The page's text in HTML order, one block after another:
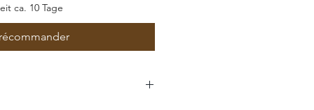
ca. 10 Tage